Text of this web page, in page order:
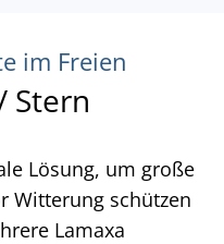
im Freien
Stern
Lösung, um große
Witterung schützen
Lamaxa